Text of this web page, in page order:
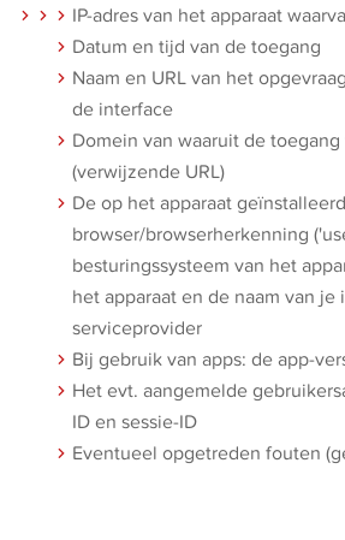
IP-adres van het apparaat
Datum en tijd van de toegang
Naam en URL van het
de interface
Domein van waaruit de
(verwijzende URL)
De op het apparaat
browser/browserherkenning
besturingssysteem van het
het apparaat en de naam van je
serviceprovider
Bij gebruik van apps: de app-
Het evt. aangemelde
ID en sessie-ID
Eventueel opgetreden fouten